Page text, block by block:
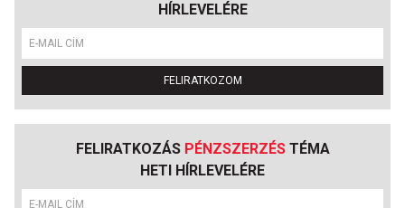
HÍRLEVELÉRE
FELIRATKOZOM
FELIRATKOZÁS PÉNZSZERZÉSTÉMA
HETI HÍRLEVELÉRE